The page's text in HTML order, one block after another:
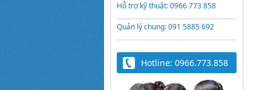
Hỗ trợ kỹ thuật: 0966 773 858
Quản lý chung: 091 5885 692
Hotline: 0966.773.858